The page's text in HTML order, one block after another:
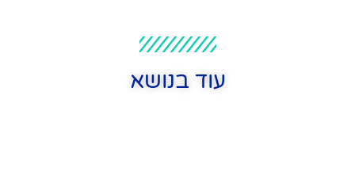
עוד בנושא